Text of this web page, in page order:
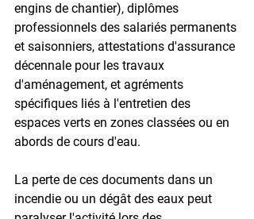
engins de chantier), diplômes
professionnels des salariés permanents
et saisonniers, attestations d'assurance
décennale pour les travaux
d'aménagement, et agréments
spécifiques liés à l'entretien des
espaces verts en zones classées ou en
abords de cours d'eau.
La perte de ces documents dans un
incendie ou un dégât des eaux peut